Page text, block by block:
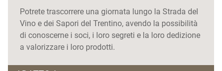
Potrete trascorrere una giornata lungo la Strada del
Vino e dei Sapori del Trentino, avendo la possibilità
di conoscerne i soci, i loro segreti e la loro dedizione
a valorizzare i loro prodotti.